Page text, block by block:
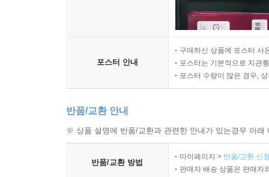
포스터 안내
구매하신 상품에 포스터 사
포스터는 기본적으로 지관
포스터 수량이 많은 경우,
반품/교환 안내
※ 상품 설명에 반품/교환과 관련한 안내가 있는경우 아
반품/교환 방법
마이페이지 > 반품/교환 신
판매자 배송 상품은 판매자